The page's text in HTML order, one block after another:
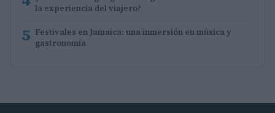
la experiencia del viajero?
5 Festivales en Jamaica: una inmersión en música y
gastronomía